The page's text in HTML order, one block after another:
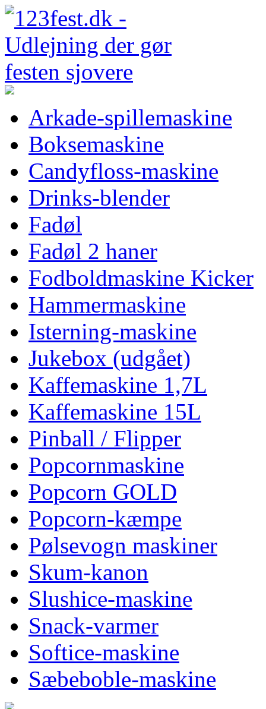
Arkade-spillemaskine
Boksemaskine
Candyfloss-maskine
Drinks-blender
Fadøl
Fadøl 2 haner
Fodboldmaskine Kicker
Hammermaskine
Isterning-maskine
Jukebox (udgået)
Kaffemaskine 1,7L
Kaffemaskine 15L
Pinball / Flipper
Popcornmaskine
Popcorn GOLD
Popcorn-kæmpe
Pølsevogn maskiner
Skum-kanon
Slushice-maskine
Snack-varmer
Softice-maskine
Sæbeboble-maskine